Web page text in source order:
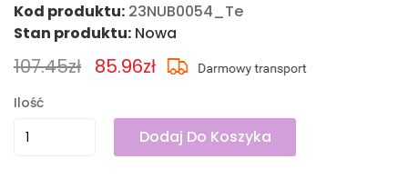
Kod produktu: 23NUB0054_Te
Stan produktu: Nowa
107.45zł 85.96zł
Ilość
Dodaj Do Koszyka